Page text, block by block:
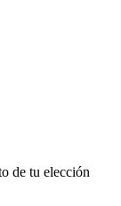
de tu elección